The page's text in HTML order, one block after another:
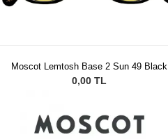
Moscot Lemtosh Base 2 Sun 49 Black
Mellow Yellow
0,00 TL